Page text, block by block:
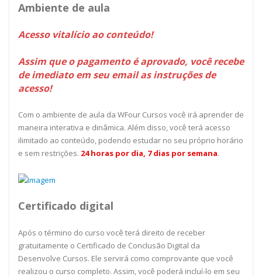
Ambiente de aula
Acesso vitalício ao conteúdo!
Assim que o pagamento é aprovado, você recebe
de imediato em seu email as instruções de
acesso!
Com o ambiente de aula da WFour Cursos você irá aprender de
maneira interativa e dinâmica. Além disso, você terá acesso
ilimitado ao conteúdo, podendo estudar no seu próprio horário
e sem restrições. 24 horas por dia, 7 dias por semana.
Certificado digital
Após o término do curso você terá direito de receber
gratuitamente o Certificado de Conclusão Digital da
Desenvolve Cursos. Ele servirá como comprovante que você
realizou o curso completo. Assim, você poderá incluí-lo em seu